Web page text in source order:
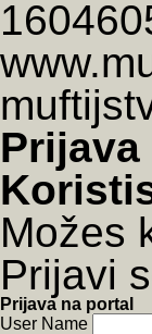
Prijava
Možes
Prijavi
Prijava na portal
User Name